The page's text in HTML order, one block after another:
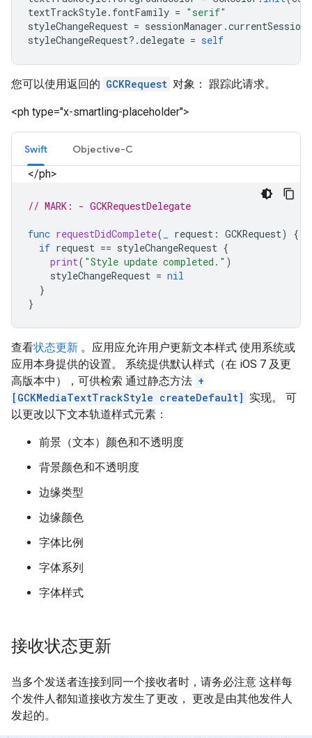
textTrackStyle. fontFamily = "serif"
styleChangeRequest = sessionManager .currentSession
styleChangeRequest?.delegate = self
您可以使用返回的 GCKRequest 对象： 跟踪此请求。
<ph type="x-smartling-placeholder">
Swift Objective-C
</ph>
// MARK: - GCKRequestDelegate
func requestDidComplete( request : GCKRequest)
{
if request == styleChangeRequest {
print( "Style update completed." )
styleChangeRequest = nil
}
}
查看状态更新 。应用应允许用户更新文本样式 使用系统或
应用本身提供的设置。 系统提供默认样式（在 iOS 7 及更
高版本中），可供检索 通过静态方法 +
[GCKMediaTextTrackStyle createDefault] 实现。 可
以更改以下文本轨道样式元素：
前景（文本）颜色和不透明度
背景颜色和不透明度
边缘类型
边缘颜色
字体比例
字体系列
字体样式
接收状态更新
当多个发送者连接到同一个接收者时，请务必注意 这样每
个发件人都知道接收方发生了更改， 更改是由其他发件人
发起的。